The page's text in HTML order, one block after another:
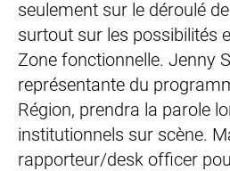
seulement sur le déroulé
surtout sur les possibilités
Zone fonctionnelle. Jenny
représentante du
Région, prendra la parole
institutionnels sur scène.
rapporteur/desk officer